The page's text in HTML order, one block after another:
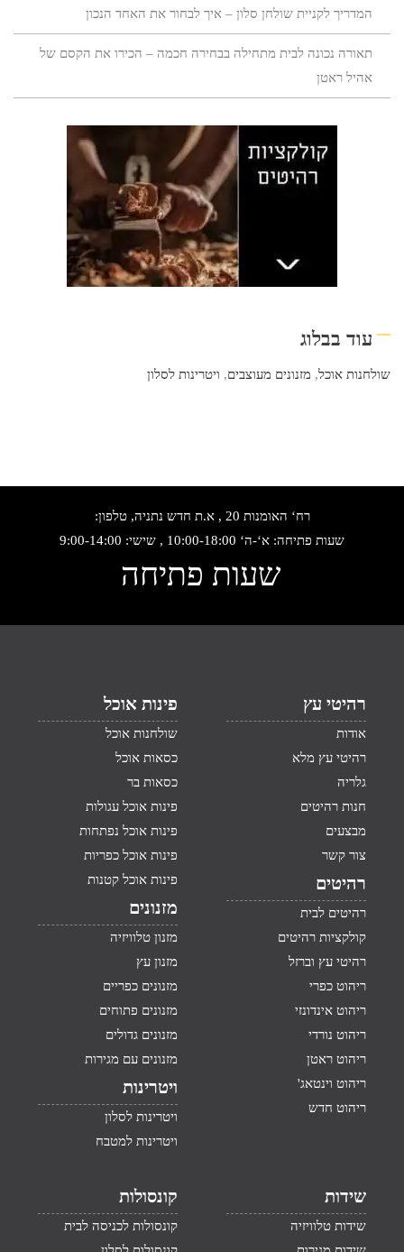
המדריך לקניית שולחן סלון – איך לבחור את האחד הנכון
תאורה נכונה לבית מתחילה בבחירה חכמה – הכירו את הקסם של
אהיל ראטן
עוד בבלוג
שולחנות אוכל, מזנונים מעוצבים, ויטרינות לסלון
רח‘ האומנות 20 , א.ת חדש נתניה, טלפון:
שעות פתיחה: א‘-ה‘ 10:00-18:00 , שישי: 9:00-14:00
שעות פתיחה
רהיטי עץ
אודות
רהיטי עץ מלא
גלריה
חנות רהיטים
מבצעים
צור קשר
רהיטים
רהיטים לבית
קולקציות רהיטים
רהיטי עץ וברזל
ריהוט כפרי
ריהוט אינדונזי
ריהוט נורדי
ריהוט ראטן
ריהוט וינטאג'
ריהוט חדש
פינות אוכל
שולחנות אוכל
כסאות אוכל
כסאות בר
פינות אוכל עגולות
פינות אוכל נפתחות
פינות אוכל כפריות
פינות אוכל קטנות
מזנונים
מזנון טלוויזיה
מזנון עץ
מזנונים כפריים
מזנונים פתוחים
מזנונים גדולים
מזנונים עם מגירות
ויטרינות
ויטרינות לסלון
ויטרינות למטבח
שידות
שידות טלוויזיה
קונסולות
קונסולות לכניסה לבית